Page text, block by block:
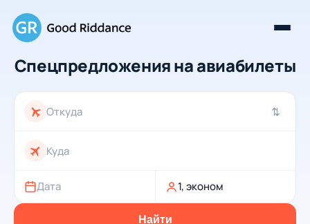
Спецпредложения на авиабилеты
⇄
Дата 1, эконом
Найти